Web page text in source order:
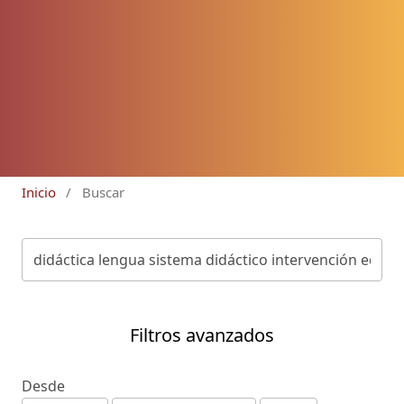
Inicio / Buscar
Filtros avanzados
Desde